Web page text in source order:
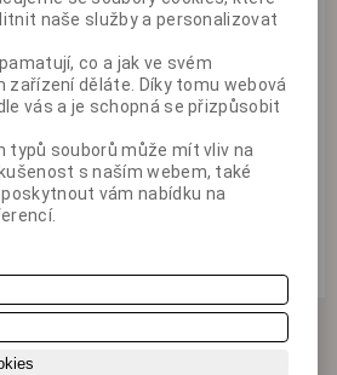
ks
naše služby a personalizovat
co a jak ve svém
zařízení děláte. Díky tomu webová
vás a je schopná se přizpůsobit
typů souborů může mít vliv na
s naším webem, také
vám nabídku na